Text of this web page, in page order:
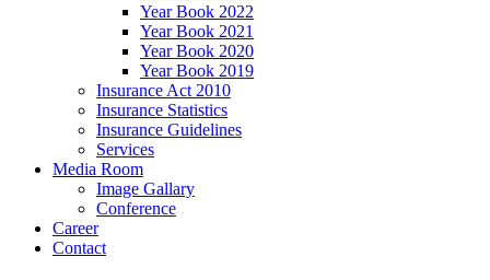
Year Book 2022
Year Book 2021
Year Book 2020
Year Book 2019
Insurance Act 2010
Insurance Statistics
Insurance Guidelines
Services
Media Room
Image Gallary
Conference
Career
Contact